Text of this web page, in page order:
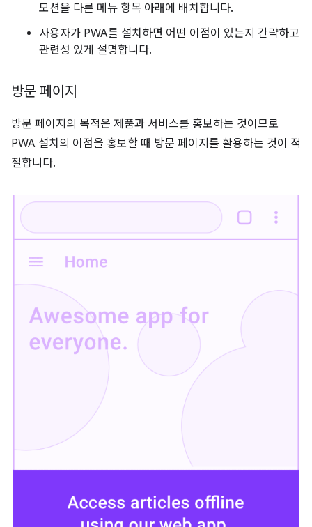
모션을 다른 메뉴 항목 아래에 배치합니다.
사용자가 PWA를 설치하면 어떤 이점이 있는지 간략하고
관련성 있게 설명합니다.
방문 페이지
방문 페이지의 목적은 제품과 서비스를 홍보하는 것이므로
PWA 설치의 이점을 홍보할 때 방문 페이지를 활용하는 것이 적
절합니다.